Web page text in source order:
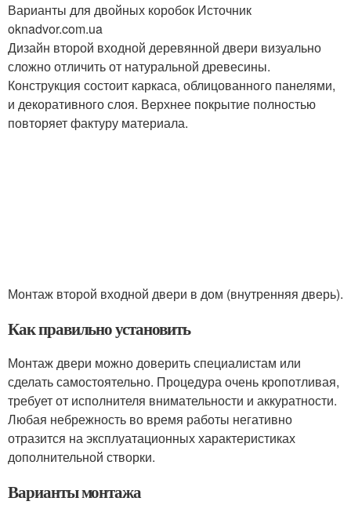
Варианты для двойных коробок Источник
oknadvor.com.ua
Дизайн второй входной деревянной двери визуально
сложно отличить от натуральной древесины.
Конструкция состоит каркаса, облицованного панелями,
и декоративного слоя. Верхнее покрытие полностью
повторяет фактуру материала.
Монтаж второй входной двери в дом (внутренняя дверь).
Как правильно установить
Монтаж двери можно доверить специалистам или
сделать самостоятельно. Процедура очень кропотливая,
требует от исполнителя внимательности и аккуратности.
Любая небрежность во время работы негативно
отразится на эксплуатационных характеристиках
дополнительной створки.
Варианты монтажа